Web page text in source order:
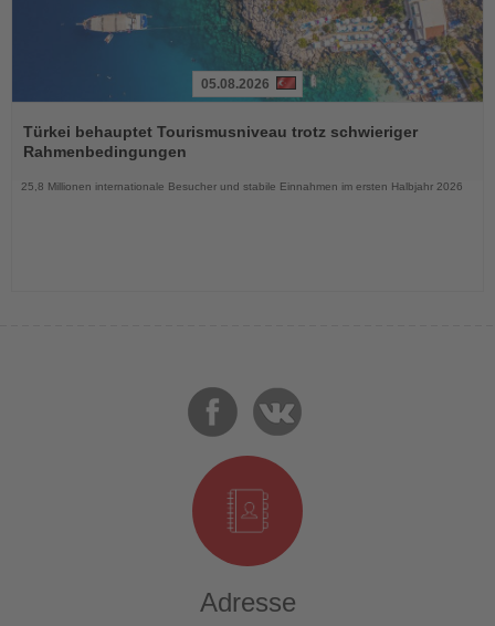
Sie
die
05.08.2026
Türkei behauptet Tourismusniveau trotz schwieriger
Rahmenbedingungen
25,8 Millionen internationale Besucher und stabile Einnahmen im ersten Halbjahr 2026
Adresse